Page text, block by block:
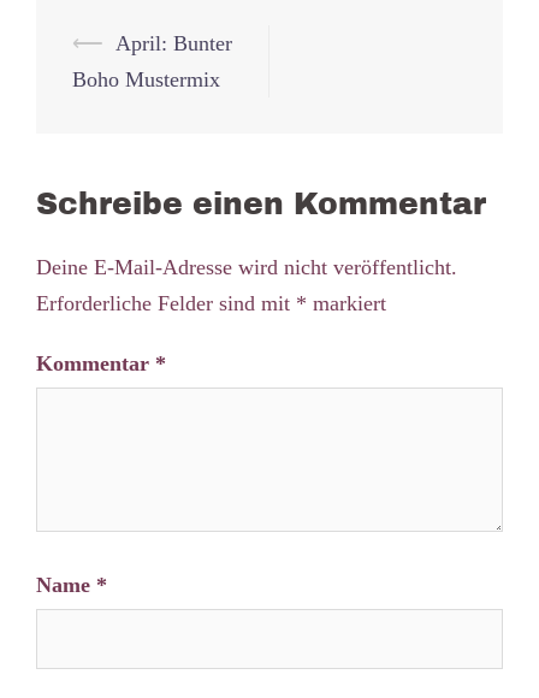
Beitrags-
Navigation
⟵ April: Bunter
Boho Mustermix
Schreibe einen Kommentar
Deine E-Mail-Adresse wird nicht veröffentlicht.
Erforderliche Felder sind mit * markiert
Kommentar *
Name *